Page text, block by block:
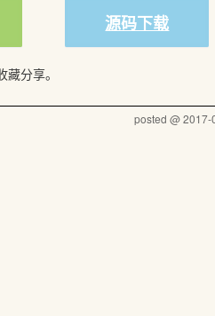
源码下载
分享。
posted @2017-